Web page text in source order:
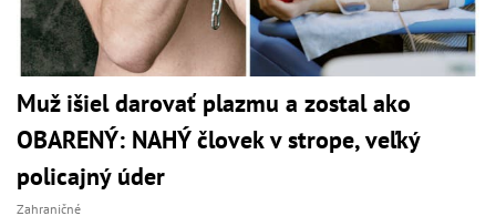
Muž išiel darovať plazmu a zostal ako
OBARENÝ: NAHÝ človek v strope, veľký
policajný úder
Zahraničné